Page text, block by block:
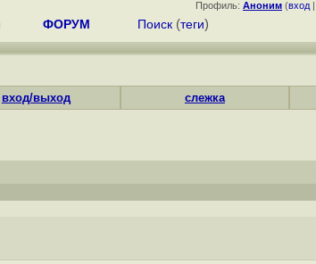
Профиль: Аноним (вход |
ФОРУМ Поиск (теги)
вход/выход слежка